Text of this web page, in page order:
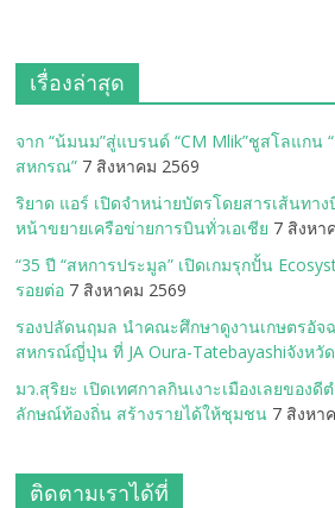
เรื่องล่าสุด
จาก “น้มนม”สู่แบรนด์ “CM Mlik”ชูสโลแก
สหกรณ” 7 สิงหาคม 2569
ริยาด แอร์ เปิดจำหน่ายบัตรโดยสารเส้นทาง
หน้าขยายเครือข่ายการบินทั่วเอเชีย 7 สิงหา
“35 ปี “สหการประมูล” เปิดเกมรุกปั้น
รอยต่อ 7 สิงหาคม 2569
รองปลัดนฤมล นำคณะศึกษาดูงานเกษตรอัจ
สหกรณ์ญี่ปุ่น ที่ JA Oura-Tatebayashiจังหวั
มว.สุริยะ เปิดเทศกาลกินเงาะเมืองเลยของ
ลักษณ์ท้องถิ่น สร้างรายได้ให้ชุมชน 7 สิงหา
ติดตามเราได้ที่